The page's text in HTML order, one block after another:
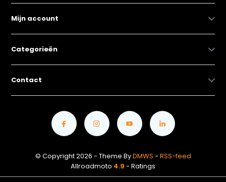
Mijn account
Categorieën
Contact
© Copyright 2026 - Theme ByDMWS - RSS-feed
Allroadmoto 4.9 - Ratings